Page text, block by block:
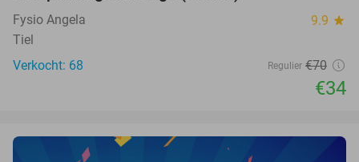
Fysio Angela 9.9 star
Tiel
Verkocht: 68
Regulier €70
€34